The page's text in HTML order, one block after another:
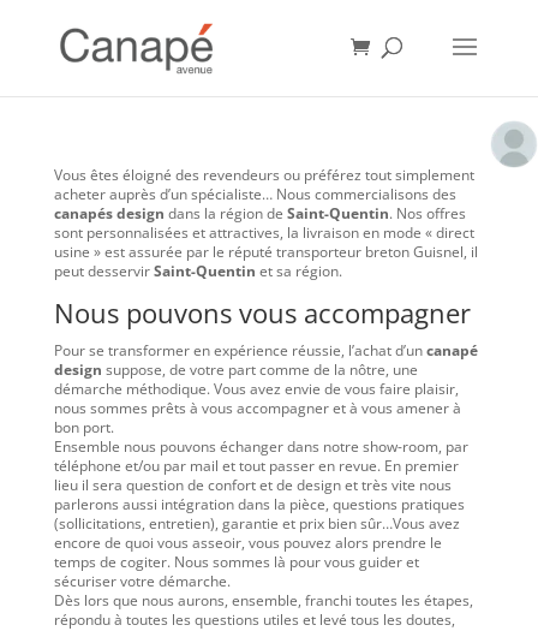
Vous êtes éloigné des revendeurs ou préférez tout simplement
acheter auprès d’un spécialiste… Nous commercialisons des
canapés design dans la région de Saint-Quentin. Nos offres
sont personnalisées et attractives, la livraison en mode « direct
usine » est assurée par le réputé transporteur breton Guisnel, il
peut desservirSaint-Quentin et sa région.
Nous pouvons vous accompagner
Pour se transformer en expérience réussie, l’achat d’uncanapé
design suppose, de votre part comme de la nôtre, une
démarche méthodique. Vous avez envie de vous faire plaisir,
nous sommes prêts à vous accompagner et à vous amener à
bon port.
Ensemble nous pouvons échanger dans notre show-room, par
téléphone et/ou par mail et tout passer en revue. En premier
lieu il sera question de confort et de design et très vite nous
parlerons aussi intégration dans la pièce, questions pratiques
(sollicitations, entretien), garantie et prix bien sûr…Vous avez
encore de quoi vous asseoir, vous pouvez alors prendre le
temps de cogiter. Nous sommes là pour vous guider et
sécuriser votre démarche.
Dès lors que nous aurons, ensemble, franchi toutes les étapes,
répondu à toutes les questions utiles et levé tous les doutes,